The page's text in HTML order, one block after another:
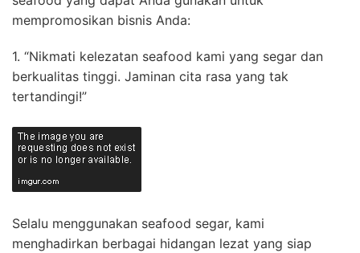
mempromosikan bisnis Anda:
1. “Nikmati kelezatan seafood kami yang segar dan
berkualitas tinggi. Jaminan cita rasa yang tak
tertandingi!”
Selalu menggunakan seafood segar, kami
menghadirkan berbagai hidangan lezat yang siap